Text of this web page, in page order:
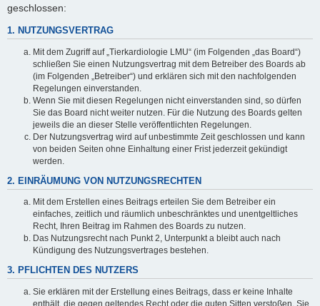
geschlossen:
1. NUTZUNGSVERTRAG
Mit dem Zugriff auf „Tierkardiologie LMU“ (im Folgenden „das Board“)
schließen Sie einen Nutzungsvertrag mit dem Betreiber des Boards ab
(im Folgenden „Betreiber“) und erklären sich mit den nachfolgenden
Regelungen einverstanden.
Wenn Sie mit diesen Regelungen nicht einverstanden sind, so dürfen
Sie das Board nicht weiter nutzen. Für die Nutzung des Boards gelten
jeweils die an dieser Stelle veröffentlichten Regelungen.
Der Nutzungsvertrag wird auf unbestimmte Zeit geschlossen und kann
von beiden Seiten ohne Einhaltung einer Frist jederzeit gekündigt
werden.
2. EINRÄUMUNG VON NUTZUNGSRECHTEN
Mit dem Erstellen eines Beitrags erteilen Sie dem Betreiber ein
einfaches, zeitlich und räumlich unbeschränktes und unentgeltliches
Recht, Ihren Beitrag im Rahmen des Boards zu nutzen.
Das Nutzungsrecht nach Punkt 2, Unterpunkt a bleibt auch nach
Kündigung des Nutzungsvertrages bestehen.
3. PFLICHTEN DES NUTZERS
Sie erklären mit der Erstellung eines Beitrags, dass er keine Inhalte
enthält, die gegen geltendes Recht oder die guten Sitten verstoßen. Sie